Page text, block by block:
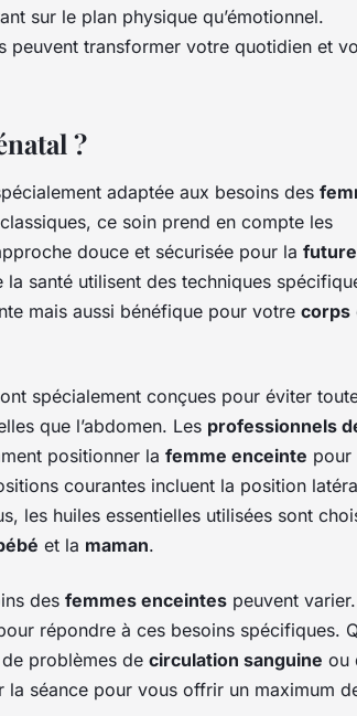
sur le plan physique qu’émotionnel.
peuvent transformer votre quotidien et
?
adaptée aux besoins des
ce soin prend en compte les
douce et sécurisée pour la future
la santé utilisent des techniques
mais aussi bénéfique pour votre corps
spécialement conçues pour éviter
que l’abdomen. Les professionnels
positionner la femme enceinte pour
courantes incluent la position
les huiles essentielles utilisées sont
et la maman.
des femmes enceintes peuvent
répondre à ces besoins spécifiques.
problèmes de circulation sanguine ou
la séance pour vous offrir un maximum